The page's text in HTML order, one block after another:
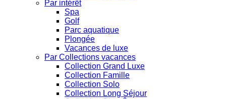
Par intérêt
Spa
Golf
Parc aquatique
Plongée
Vacances de luxe
Par Collections vacances
Collection Grand Luxe
Collection Famille
Collection Solo
Collection Long Séjour